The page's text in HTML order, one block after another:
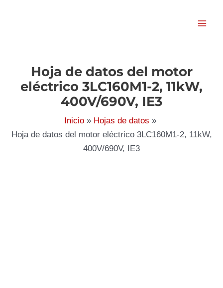
Hoja de datos del motor
eléctrico 3LC160M1-2, 11kW,
400V/690V, IE3
Inicio
Hojas de datos
Hoja de datos del motor eléctrico 3LC160M1-2, 11kW,
400V/690V, IE3